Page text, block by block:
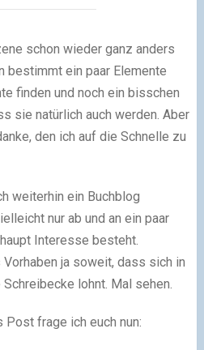
schon wieder ganz anders
bestimmt ein paar Elemente
finden und noch ein bisschen
sie natürlich auch werden. Aber
den ich auf die Schnelle zu
weiterhin ein Buchblog
nur ab und an ein paar
Interesse besteht.
ja soweit, dass sich in
lohnt. Mal sehen.
Post frage ich euch nun: